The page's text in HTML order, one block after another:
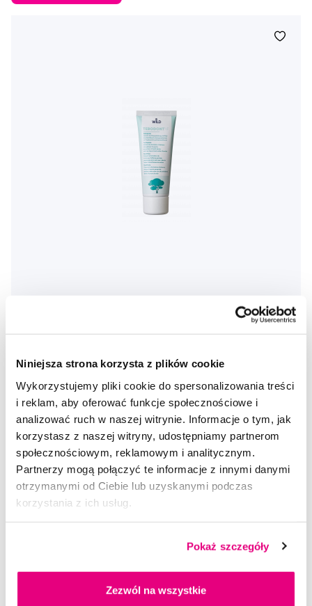
Niniejsza strona korzysta z plików cookie
Wykorzystujemy pliki cookie do spersonalizowania treści
i reklam, aby oferować funkcje społecznościowe i
analizować ruch w naszej witrynie. Informacje o tym, jak
korzystasz z naszej witryny, udostępniamy partnerom
społecznościowym, reklamowym i analitycznym.
Partnerzy mogą połączyć te informacje z innymi danymi
otrzymanymi od Ciebie lub uzyskanymi podczas
korzystania z ich usług.
Pokaż szczegóły
Zezwól na wszystkie
Do koszyka
Dostępny > 5 szt
Natychmiast w1 sklepie
Doradzimy Ci
Napisz do naszych ekspertów